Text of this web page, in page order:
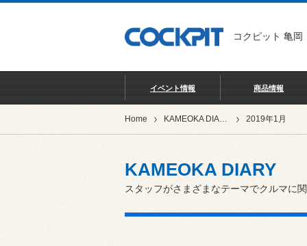
コクピット 亀岡
イベント情報 商品情報
Home KAMEOKA DIARY 2019年1月
KAMEOKA DIARY
スタッフがさまざまなテーマでクルマに